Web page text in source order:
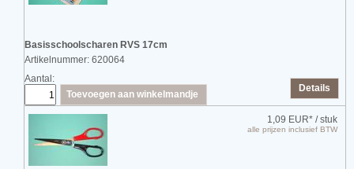
Basisschoolscharen RVS 17cm
Artikelnummer: 620064
Details
Aantal:
Toevoegen aan winkelmandje
1,09 EUR* / stuk
alle prijzen inclusief BTW